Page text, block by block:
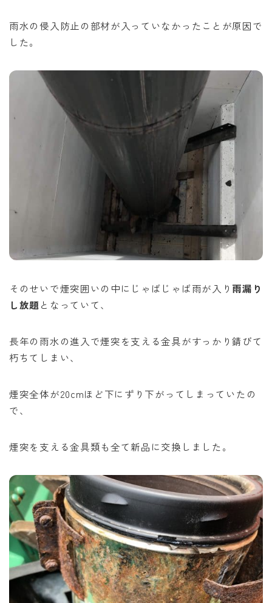
雨水の侵入防止の部材が入っていなかったことが原因で
した。
そのせいで煙突囲いの中にじゃばじゃば雨が入り 雨漏り
し放題となっていて、
長年の雨水の進入で煙突を支える金具がすっかり錆びて
朽ちてしまい、
煙突全体が20cmほど下にずり下がってしまっていたの
で、
煙突を支える金具類も全て新品に交換しました。